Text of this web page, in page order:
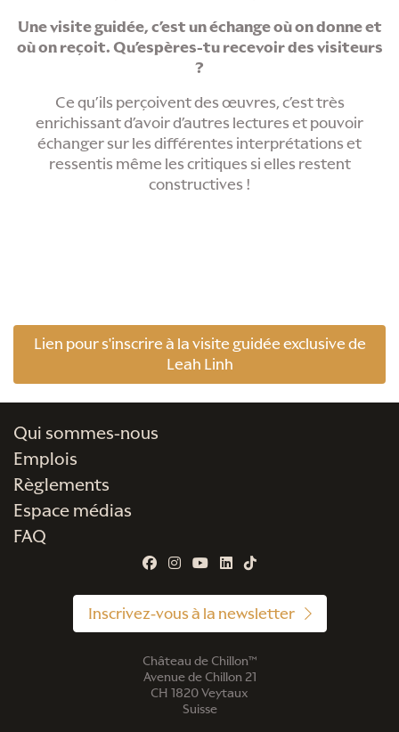
Une visite guidée, c’est un échange où on donne et
où on reçoit. Qu’espères-tu recevoir des visiteurs
?
Ce qu’ils perçoivent des œuvres, c’est très
enrichissant d’avoir d’autres lectures et pouvoir
échanger sur les différentes interprétations et
ressentis même les critiques si elles restent
constructives !
Lien pour s'inscrire à la visite guidée exclusive de
Leah Linh
Qui sommes-nous
Emplois
Règlements
Espace médias
FAQ
Inscrivez-vous à la newsletter
Château de Chillon™
Avenue de Chillon 21
CH 1820 Veytaux
Suisse